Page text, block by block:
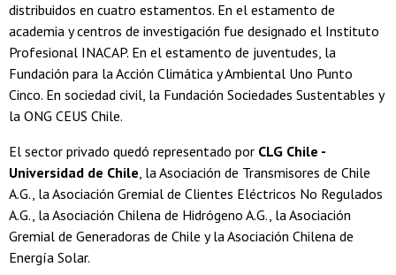
distribuidos en cuatro estamentos. En el estamento de
academia y centros de investigación fue designado el Instituto
Profesional INACAP. En el estamento de juventudes, la
Fundación para la Acción Climática y Ambiental Uno Punto
Cinco. En sociedad civil, la Fundación Sociedades Sustentables y
la ONG CEUS Chile.
El sector privado quedó representado por CLG Chile -
Universidad de Chile, la Asociación de Transmisores de Chile
A.G., la Asociación Gremial de Clientes Eléctricos No Regulados
A.G., la Asociación Chilena de Hidrógeno A.G., la Asociación
Gremial de Generadoras de Chile y la Asociación Chilena de
Energía Solar.